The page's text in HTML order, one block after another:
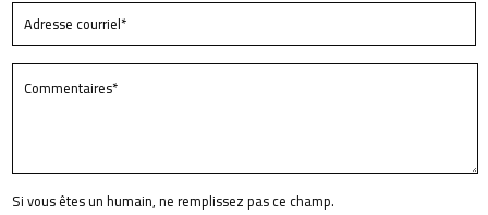
Si vous êtes un humain, ne remplissez pas ce champ.